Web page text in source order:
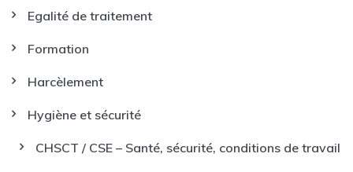
Egalité de traitement
Formation
Harcèlement
Hygiène et sécurité
CHSCT / CSE – Santé, sécurité, conditions de travail